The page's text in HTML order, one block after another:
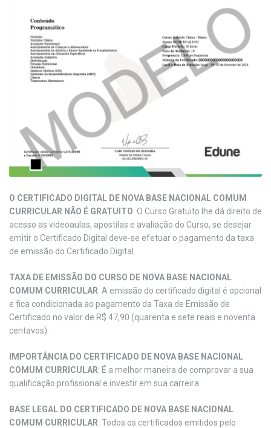
O CERTIFICADO DIGITAL DE NOVA BASE NACIONAL COMUM
CURRICULAR NÃO É GRATUITO: O Curso Gratuito lhe dá direito de
acesso as videoaulas, apostilas e avaliação do Curso, se desejar
emitir o Certificado Digital deve-se efetuar o pagamento da taxa
de emissão do Certificado Digital.
TAXA DE EMISSÃO DO CURSO DE NOVA BASE NACIONAL
COMUM CURRICULAR: A emissão do certificado digital é opcional
e fica condicionada ao pagamento da Taxa de Emissão de
Certificado no valor de R$ 47,90 (quarenta e sete reais e noventa
centavos).
IMPORTÂNCIA DO CERTIFICADO DE NOVA BASE NACIONAL
COMUM CURRICULAR: É a melhor maneira de comprovar a sua
qualificação profissional e investir em sua carreira
BASE LEGAL DO CERTIFICADO DE NOVA BASE NACIONAL
COMUM CURRICULAR: Todos os certificados emitidos pelo